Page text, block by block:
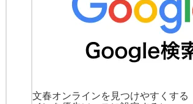
文春オンラインを見つけやすくする